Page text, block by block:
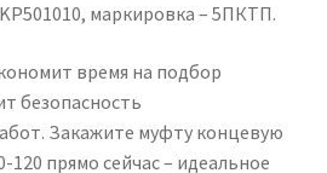
маркировка – 5ПКТП.
время на подбор
безопасность
Закажите муфту концевую
прямо сейчас – идеальное